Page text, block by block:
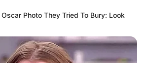
Photo They Tried To Bury: Look